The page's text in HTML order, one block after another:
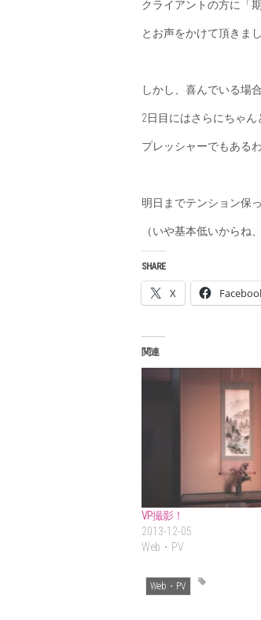
クライアントの方に「
とお声をかけて頂きま
しかし、喜んでいる場
2日目にはさらにちゃ
プレッシャーでもある
明日までテンション保
（いや基本低いからね
SHARE
X
関連
VP撮影！
2013-12-05
Web・PV
Web・PV